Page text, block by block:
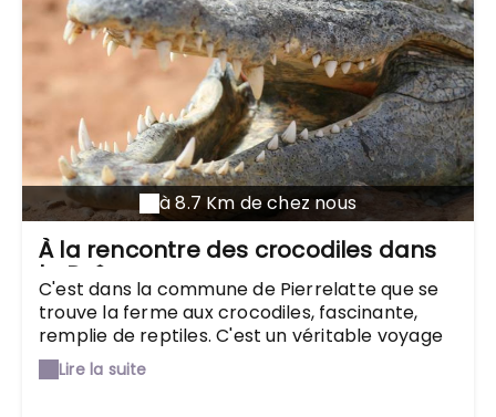
à 8.7 Km de chez nous
À la rencontre des crocodiles dans
la Drôme
C'est dans la commune de Pierrelatte que se
trouve la ferme aux crocodiles, fascinante,
remplie de reptiles. C'est un véritable voyage
autour du monde que vous offre le parc, en
vous proposant de partir à la rencontre
Lire la suite